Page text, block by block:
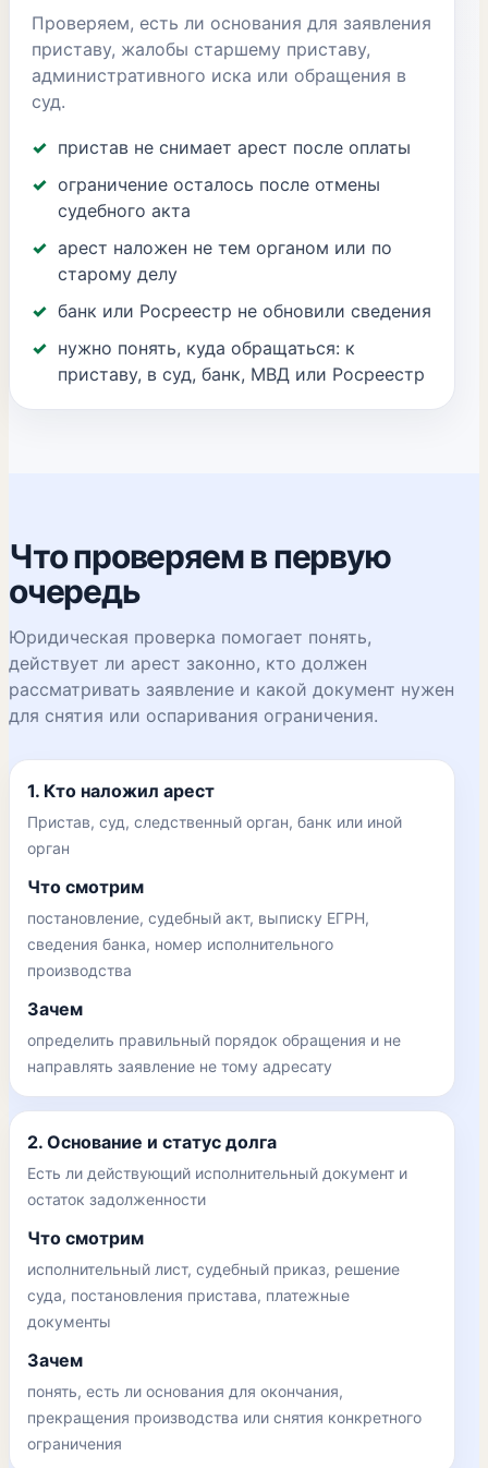
Проверяем, есть ли основания для заявления
приставу, жалобы старшему приставу,
административного иска или обращения в
суд.
пристав не снимает арест после оплаты
ограничение осталось после отмены
судебного акта
арест наложен не тем органом или по
старому делу
банк или Росреестр не обновили сведения
нужно понять, куда обращаться: к
приставу, в суд, банк, МВД или Росреестр
Что проверяем в первую
очередь
Юридическая проверка помогает понять,
действует ли арест законно, кто должен
рассматривать заявление и какой документ нужен
для снятия или оспаривания ограничения.
1. Кто наложил арест
Пристав, суд, следственный орган, банк или иной
орган
Что смотрим
постановление, судебный акт, выписку ЕГРН,
сведения банка, номер исполнительного
производства
Зачем
определить правильный порядок обращения и не
направлять заявление не тому адресату
2. Основание и статус долга
Есть ли действующий исполнительный документ и
остаток задолженности
Что смотрим
исполнительный лист, судебный приказ, решение
суда, постановления пристава, платежные
документы
Зачем
понять, есть ли основания для окончания,
прекращения производства или снятия конкретного
ограничения